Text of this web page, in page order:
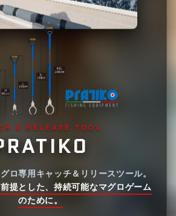
& RELEASE TOOL
ロ専用キャッチ＆リリースツール。
提とした、持続可能なマグロゲーム
のために。